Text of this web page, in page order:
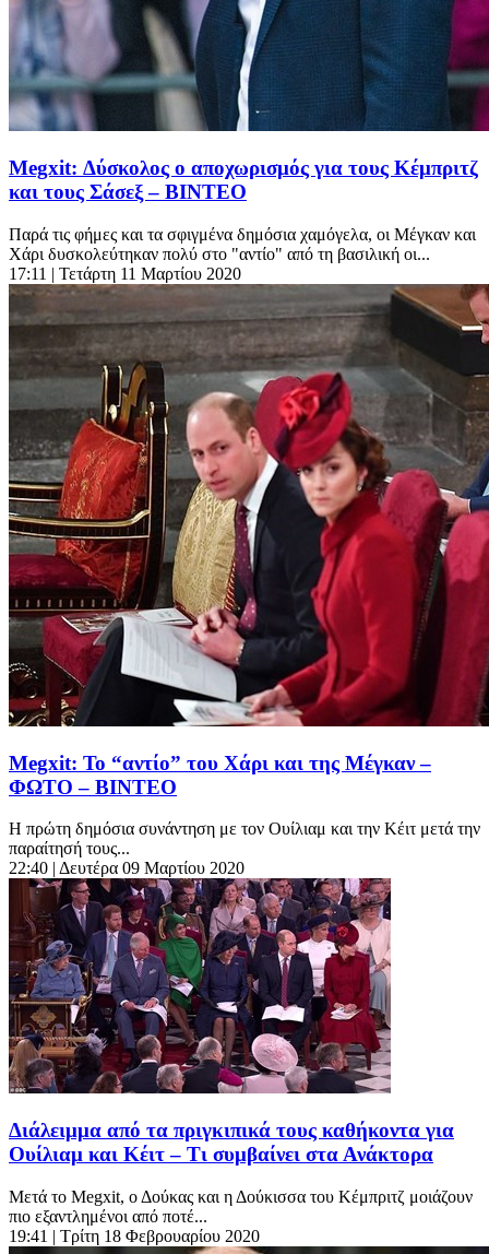
Megxit: Δύσκολος ο αποχωρισμός για τους Κέμπριτζ
και τους Σάσεξ – ΒΙΝΤΕΟ
Παρά τις φήμες και τα σφιγμένα δημόσια χαμόγελα, οι Μέγκαν και
Χάρι δυσκολεύτηκαν πολύ στο "αντίο" από τη βασιλική οι...
17:11 | Τετάρτη 11 Μαρτίου 2020
Megxit: Το “αντίο” του Χάρι και της Μέγκαν –
ΦΩΤΟ – BINTEO
Η πρώτη δημόσια συνάντηση με τον Ουίλιαμ και την Κέιτ μετά την
παραίτησή τους...
22:40 | Δευτέρα 09 Μαρτίου 2020
Διάλειμμα από τα πριγκιπικά τους καθήκοντα για
Ουίλιαμ και Κέιτ – Τι συμβαίνει στα Ανάκτορα
Μετά το Megxit, ο Δούκας και η Δούκισσα του Κέμπριτζ μοιάζουν
πιο εξαντλημένοι από ποτέ...
19:41 | Τρίτη 18 Φεβρουαρίου 2020